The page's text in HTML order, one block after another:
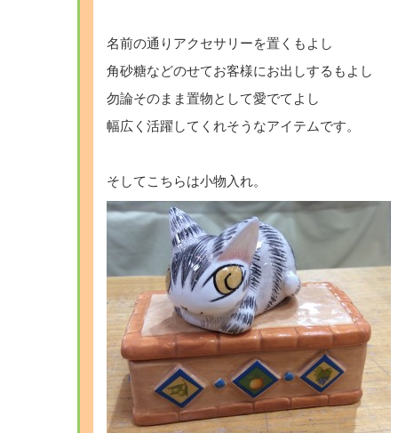
名前の通りアクセサリーを置くもよし
角砂糖などのせてお客様にお出しするもよし
勿論そのまま置物として愛でてよし
幅広く活躍してくれそうなアイテムです。
そしてこちらは小物入れ。